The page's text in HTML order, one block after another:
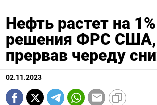
Нефть растет на
решения ФРС США,
прервав череду
02.11.2023